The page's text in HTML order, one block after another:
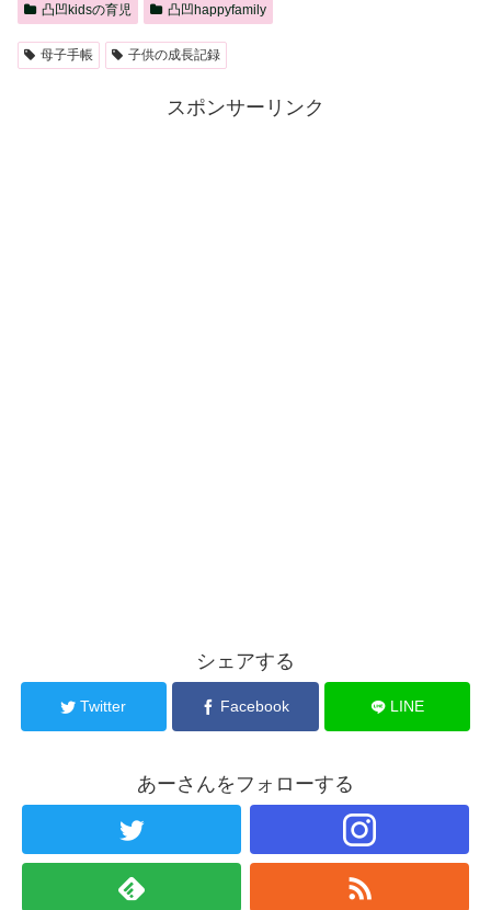
凸凹kidsの育児 凸凹happyfamily
母子手帳 子供の成長記録
スポンサーリンク
シェアする
Twitter Facebook LINE
あーさんをフォローする